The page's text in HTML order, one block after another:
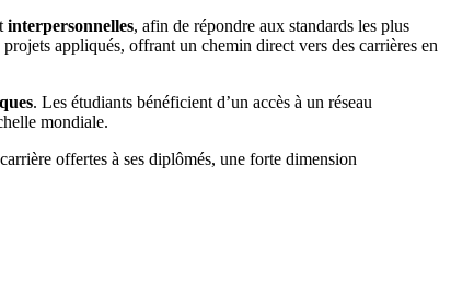
interpersonnelles, afin de répondre aux standards les plus
appliqués, offrant un chemin direct vers des carrières en
. Les étudiants bénéficient d’un accès à un réseau
mondiale.
offertes à ses diplômés, une forte dimension